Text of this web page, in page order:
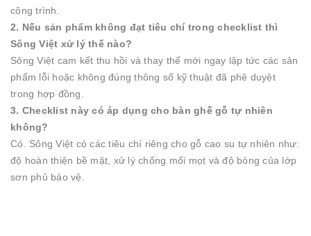
công trình.
2. Nếu sản phẩm không đạt tiêu chí trong checklist thì
Sông Việt xử lý thế nào?
Sông Việt cam kết thu hồi và thay thế mới ngay lập tức các sản
phẩm lỗi hoặc không đúng thông số kỹ thuật đã phê duyệt
trong hợp đồng.
3. Checklist này có áp dụng cho bàn ghế gỗ tự nhiên
không?
Có. Sông Việt có các tiêu chí riêng cho gỗ cao su tự nhiên như:
độ hoàn thiện bề mặt, xử lý chống mối mọt và độ bóng của lớp
sơn phủ bảo vệ.